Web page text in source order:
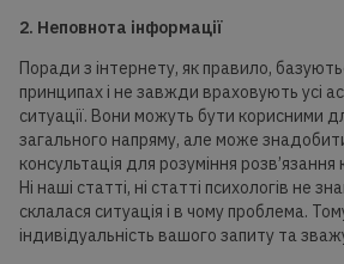
2. Неповнота інформації
Поради з інтернету, як правило,
принципах і не завжди враховують усі
ситуації. Вони можуть бути корисними
загального напряму, але може
консультація для розуміння
Ні наші статті, ні статті психологів не
склалася ситуація і в чому проблема.
індивідуальність вашого запиту та